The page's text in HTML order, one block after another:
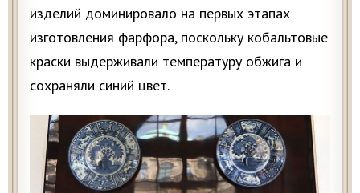
изделий доминировало на первых этапах
изготовления фарфора, поскольку кобальтовые
краски выдерживали температуру обжига и
сохраняли синий цвет.